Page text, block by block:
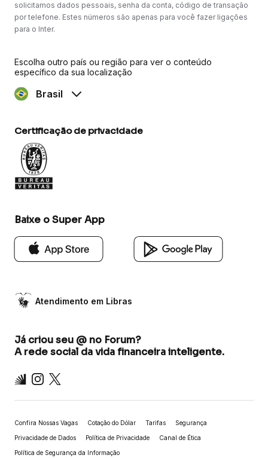
solicitamos dados pessoais, senha da conta, código de transação
por telefone. Estes números são apenas para você fazer ligações
para o Inter.
Escolha outro país ou região para ver o conteúdo
específico da sua localização
Brasil
Certificação de privacidade
Baixe o Super App
Atendimento em Libras
Já criou seu @ no Forum?
A rede social da vida financeira inteligente.
Inter Instagram
X
Confira Nossas Vagas Cotação do Dólar Tarifas Segurança
Privacidade de Dados Política de Privacidade Canal de Ética
Política de Segurança da Informação